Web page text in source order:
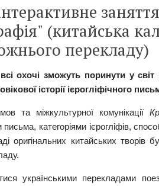
(китайська
перекладу)
охочі зможуть поринути у світ
історії ієрогліфічного
та міжкультурної комунікації
категоріями ієрогліфів,
оригінальних китайських творів
українськими перекладами